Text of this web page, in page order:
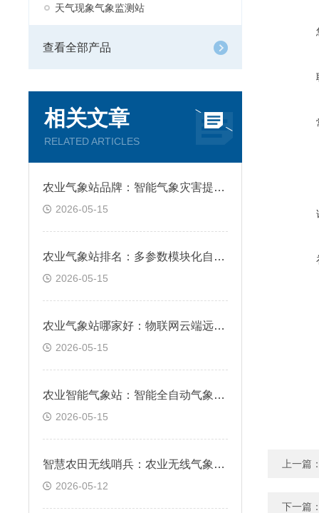
天气现象气象监测站
查看全部产品
相关文章
RELATED ARTICLES
农业气象站品牌：智能气象灾害提前预警告警
2026-05-15
农业气象站排名：多参数模块化自由组合适配
2026-05-15
农业气象站哪家好：物联网云端远程实时在线监测
2026-05-15
农业智能气象站：智能全自动气象要素精准采集
2026-05-15
智慧农田无线哨兵：农业无线气象站，实时预警霜冻与干旱风险
2026-05-12
上一篇
下一篇